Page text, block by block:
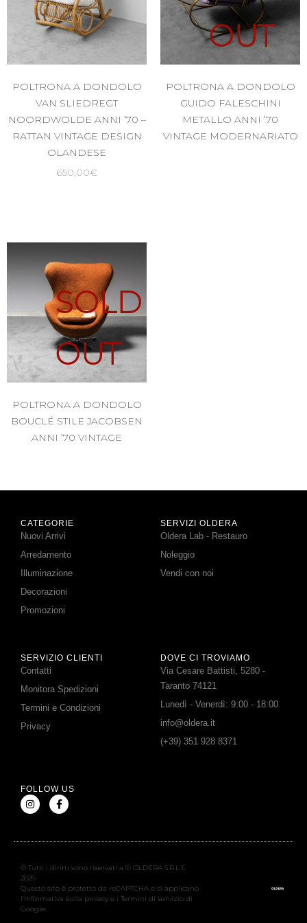
POLTRONA A DONDOLO
VAN SLIEDREGT
NOORDWOLDE ANNI ’70 –
RATTAN VINTAGE DESIGN
OLANDESE
650,00€
OUT
POLTRONA A DONDOLO
GUIDO FALESCHINI
METALLO ANNI ’70
VINTAGE MODERNARIATO
SOLD
OUT
POLTRONA A DONDOLO
BOUCLÉ STILE JACOBSEN
ANNI ’70 VINTAGE
CATEGORIE
Nuovi Arrivi
Arredamento
Illuminazione
Decorazioni
Promozioni
SERVIZI OLDERA
Oldera Lab - Restauro
Noleggio
Vendi con noi
SERVIZIO CLIENTI
Contatti
Monitora Spedizioni
Termini e Condizioni
Privacy
DOVE CI TROVIAMO
Via Cesare Battisti, 5280 -
Taranto 74121
Lunedì - Venerdì: 9:00 - 18:00
info@oldera.it
(+39) 351 928 8371
FOLLOW US
© Tutti i diritti sono riservati a © OLDERA S.R.L.S.
2026
Questo sito è protetto da reCAPTCHA e si applicano
l’Informativa sulla privacy e i Termini di servizio di
Google.